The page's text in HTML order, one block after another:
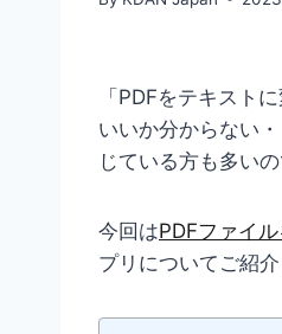
「PDFをテキスト
いいか分からない
じている方も多い
今回はPDFファイ
プリについてご紹介